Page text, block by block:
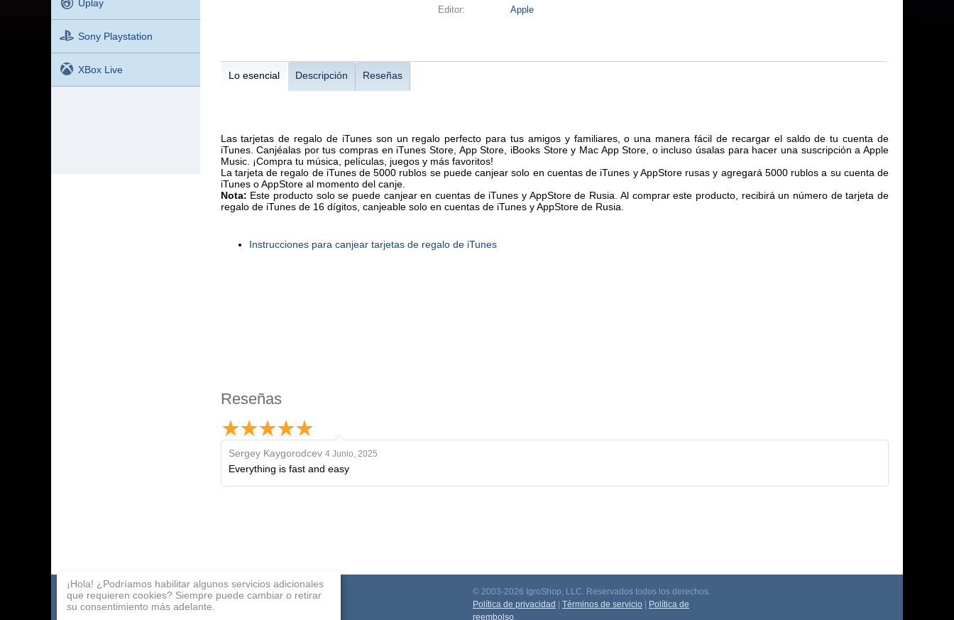
Uplay
Sony Playstation
XBox Live
Editor: Apple
Lo esencial Descripción Reseñas
Las tarjetas de regalo de iTunes son un regalo perfecto para tus amigos y familiares, o una manera fácil de recargar el saldo de tu cuenta de
iTunes. Canjéalas por tus compras en iTunes Store, App Store, iBooks Store y Mac App Store, o incluso úsalas para hacer una suscripción a Apple
Music. ¡Compra tu música, películas, juegos y más favoritos!
La tarjeta de regalo de iTunes de 5000 rublos se puede canjear solo en cuentas de iTunes y AppStore rusas y agregará 5000 rublos a su cuenta de
iTunes o AppStore al momento del canje.
Nota: Este producto solo se puede canjear en cuentas de iTunes y AppStore de Rusia. Al comprar este producto, recibirá un número de tarjeta de
regalo de iTunes de 16 dígitos, canjeable solo en cuentas de iTunes y AppStore de Rusia.
Instrucciones para canjear tarjetas de regalo de iTunes
Reseñas
Sergey Kaygorodcev 4 Junio, 2025
Everything is fast and easy
Catalogo de juegos
Pago
Programa de afiliación
© 2003-2026 IgroShop, LLC. Reservados todos los derechos.
Política de privacidad
Términos de servicio
Política de
reembolso.
¡Hola! ¿Podríamos habilitar algunos servicios adicionales
que requieren cookies? Siempre puede cambiar o retirar
su consentimiento más adelante.